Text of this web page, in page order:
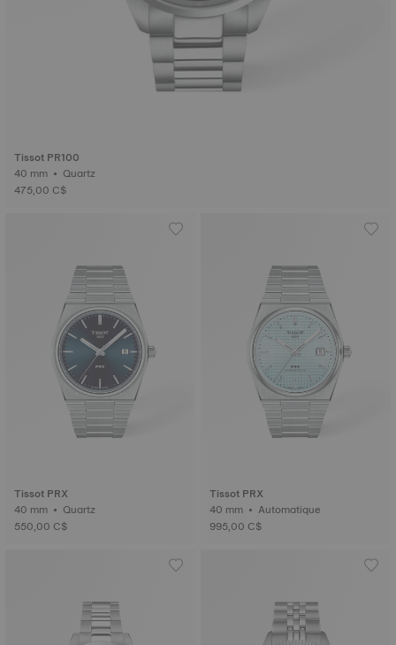
Tissot PR100
40 mm • Quartz
475,00 C$
Tissot PRX
40 mm • Quartz
550,00 C$
Tissot PRX
40 mm • Automatique
995,00 C$